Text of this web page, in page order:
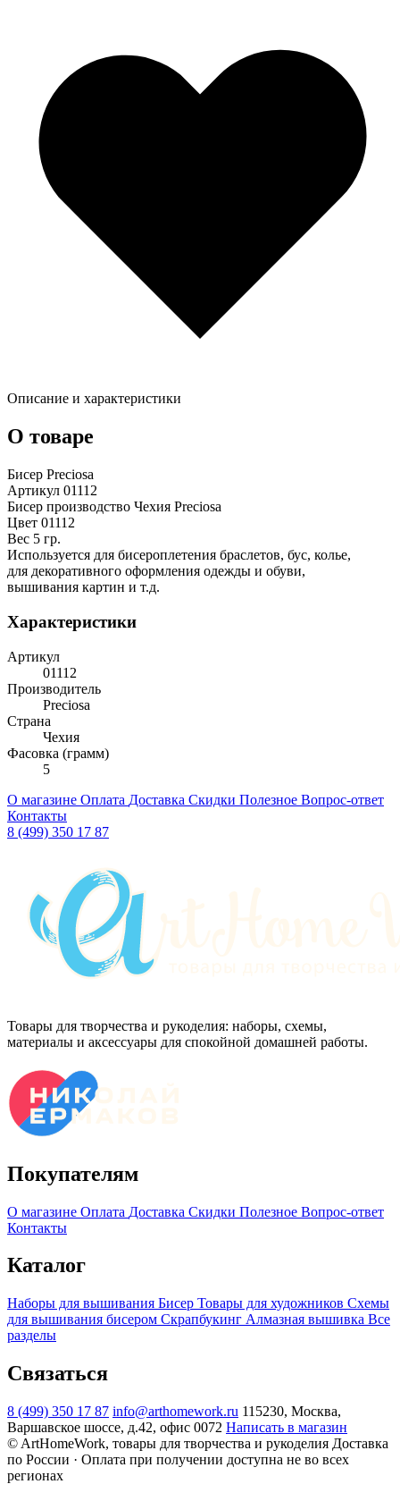
Описание и характеристики
О товаре
Бисер Preciosa
Артикул 01112
Бисер производство Чехия Preciosa
Цвет 01112
Вес 5 гр.
Используется для бисероплетения браслетов, бус, колье,
для декоративного оформления одежды и обуви,
вышивания картин и т.д.
Характеристики
Артикул
01112
Производитель
Preciosa
Страна
Чехия
Фасовка (грамм)
5
О магазине Оплата Доставка Скидки Полезное Вопрос-ответ
Контакты
8 (499) 350 17 87
Товары для творчества и рукоделия: наборы, схемы,
материалы и аксессуары для спокойной домашней работы.
Покупателям
О магазине Оплата Доставка Скидки Полезное Вопрос-ответ
Контакты
Каталог
Наборы для вышивания Бисер Товары для художников Схемы
для вышивания бисером Скрапбукинг Алмазная вышивка Все
разделы
Связаться
8 (499) 350 17 87 info@arthomework.ru 115230, Москва,
Варшавское шоссе, д.42, офис 0072 Написать в магазин
© ArtHomeWork, товары для творчества и рукоделия Доставка
по России · Оплата при получении доступна не во всех
регионах